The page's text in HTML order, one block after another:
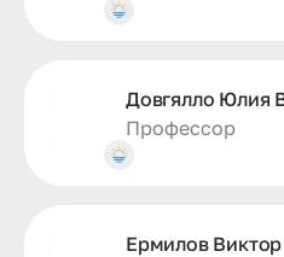
Довгялло Юлия
Профессор
Ермилов